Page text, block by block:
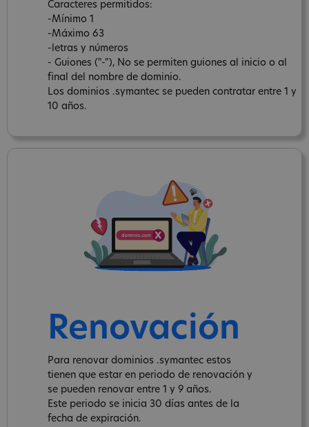
Caracteres permitidos:
-Mínimo 1
-Máximo 63
-letras y números
- Guiones ("-"), No se permiten guiones al inicio o al
final del nombre de dominio.
Los dominios .symantec se pueden contratar entre 1 y
10 años.
Renovación
Para renovar dominios .symantec estos
tienen que estar en periodo de renovación y
se pueden renovar entre 1 y 9 años.
Este periodo se inicia 30 días antes de la
fecha de expiración.